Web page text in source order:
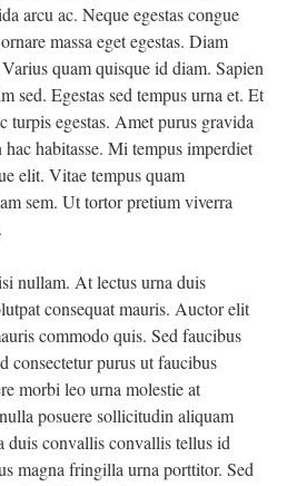
arcu ac. Neque egestas congue
massa eget egestas. Diam
quam quisque id diam. Sapien
sed. Egestas sed tempus urna et. Et
turpis egestas. Amet purus gravida
habitasse. Mi tempus imperdiet
elit. Vitae tempus quam
sem. Ut tortor pretium viverra
nullam. At lectus urna duis
consequat mauris. Auctor elit
commodo quis. Sed faucibus
consectetur purus ut faucibus
morbi leo urna molestie at
posuere sollicitudin aliquam
duis convallis convallis tellus id
magna fringilla urna porttitor. Sed